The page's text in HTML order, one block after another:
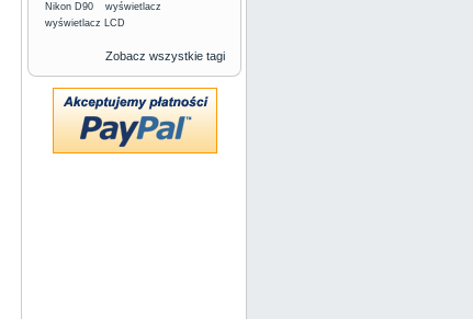
Nikon D90
wyświetlacz
wyświetlacz LCD
Zobacz wszystkie tagi